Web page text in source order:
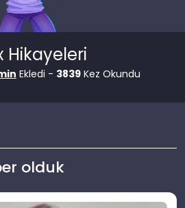
Hikayeleri
Ekledi - 3839 Kez Okundu
olduk